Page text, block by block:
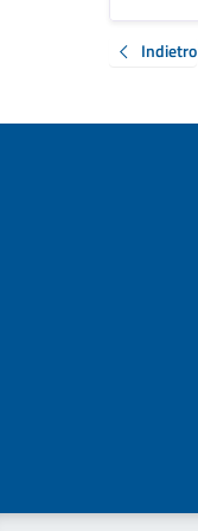
Indietro